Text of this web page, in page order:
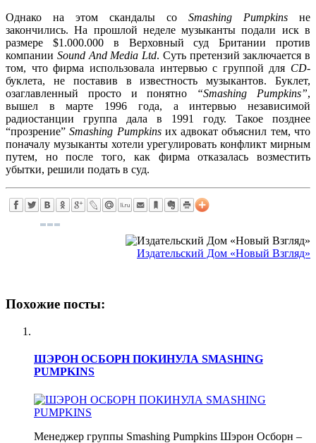
Однако на этом скандалы со Smashing Pumpkins не
закончились. На прошлой неделе музыканты подали иск в
размере $1.000.000 в Верховный суд Британии против
компании Sound And Media Ltd. Суть претензий заключается в
том, что фирма использовала интервью с группой для CD-
буклета, не поставив в известность музыкантов. Буклет,
озаглавленный просто и понятно
“Smashing Pumpkins”,
вышел в марте 1996 года, а интервью независимой
радиостанции группа дала в 1991 году. Такое позднее
“прозрение”Smashing Pumpkinsих адвокат объяснил тем, что
поначалу музыканты хотели урегулировать конфликт мирным
путем, но после того, как фирма отказалась возместить
убытки, решили подать в суд.
Издательский Дом «Новый Взгляд»
Похожие посты:
ШЭРОН ОСБОРН ПОКИНУЛА SMASHING
PUMPKINS
Менеджер группы Smashing Pumpkins Шэрон Осборн –